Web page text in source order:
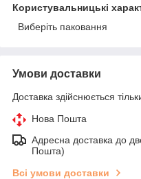
Користувальницькі
Виберіть паковання
Умови доставки
Доставка здійснюється
Нова Пошта
Адресна доставка до
Пошта)
Всі умови доставки